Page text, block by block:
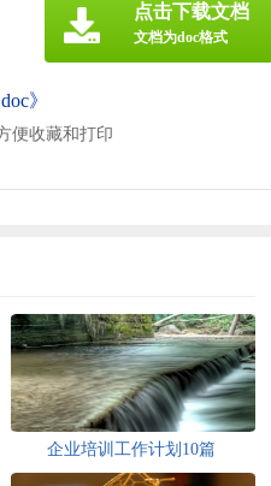
》
便收藏和打印
点击下载文档
文档为doc格式
企业培训工作计划10篇